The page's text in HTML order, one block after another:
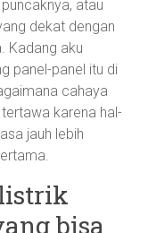
atau
dekat dengan
Kadang aku
panel-panel itu di
cahaya
karena hal-
jauh lebih
bisa